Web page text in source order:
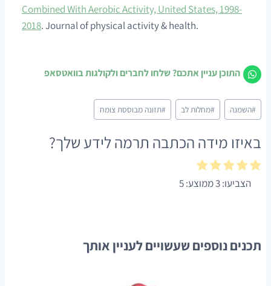
Combined With Aerobic Activity, United States, 1998-
2018. Journal of physical activity & health.
התוכן עניין אתכם? שלחו לחברים ולקולגות בוואטסאפ
Post
Tags:
#השמנה #מחלות לב #תזונה מבוססת צומח
באיזו מידה הכתבה תרמה לידע שלך?
הצביעו:3ממוצע:5
תכנים נוספים שעשויים לעניין אותך